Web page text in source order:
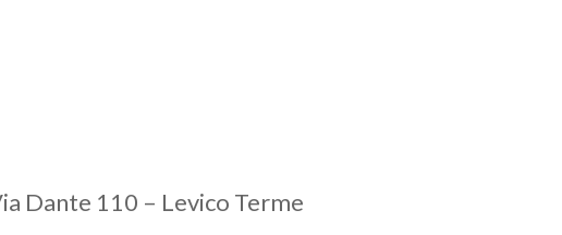
Dante 110 – Levico Terme